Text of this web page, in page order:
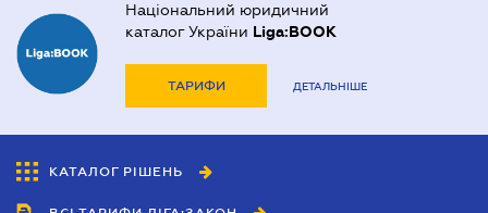
Національний юридичний
каталог України Liga:BOOK
ТАРИФИ ДЕТАЛЬНІШЕ
КАТАЛОГ РІШЕНЬ